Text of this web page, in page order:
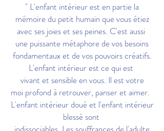
" L'enfant intérieur est en partie la
mémoire du petit humain que vous étiez
avec ses joies et ses peines. C'est aussi
une puissante métaphore de vos besoins
fondamentaux et de vos pouvoirs créatifs.
L'enfant intérieur est ce qui est
vivant et sensible en vous. Il est votre
moi profond à retrouver, panser et aimer.
L'enfant intérieur doué et l'enfant intérieur
blessé sont